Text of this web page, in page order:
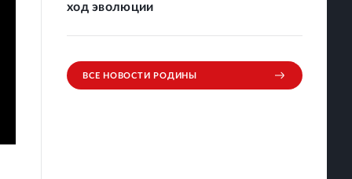
ход эволюции
ВСЕ НОВОСТИ РОДИНЫ